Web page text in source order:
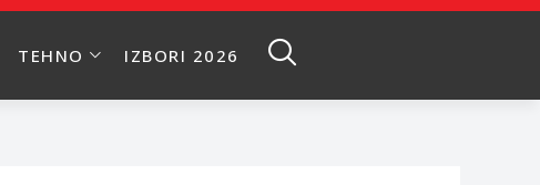
TEHNO IZBORI 2026